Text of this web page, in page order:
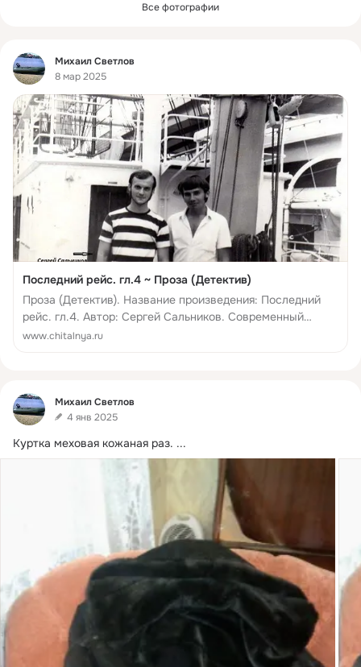
Все фотографии
Фид
Михаил Светлов
8 мар 2025
Последний рейс. гл.4 ~ Проза (Детектив)
Проза (Детектив). Название произведения: Последний
рейс. гл.4. Автор: Сергей Сальников. Современный
литературный сайт для поэтов, писателей, исполнителей
www.chitalnya.ru
Фид
Михаил Светлов
4 янв 2025
Куртка меховая кожаная раз. ...